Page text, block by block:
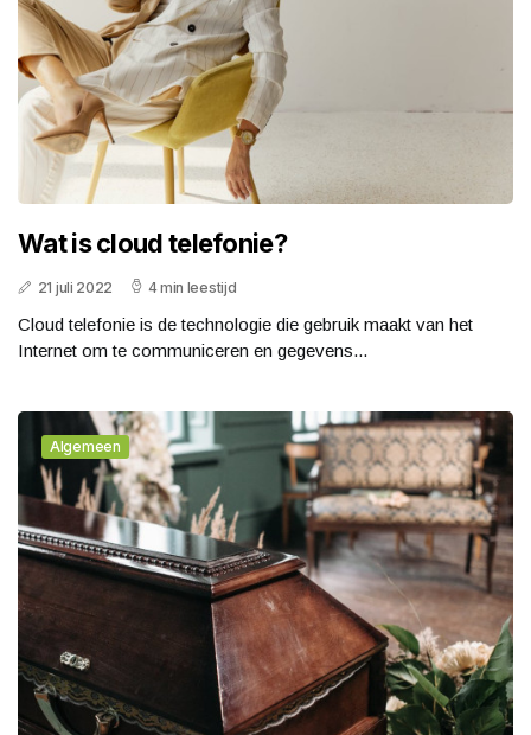
Wat is cloud telefonie?
21 juli 2022 4 min leestijd
Cloud telefonie is de technologie die gebruik maakt van het
Internet om te communiceren en gegevens...
Algemeen